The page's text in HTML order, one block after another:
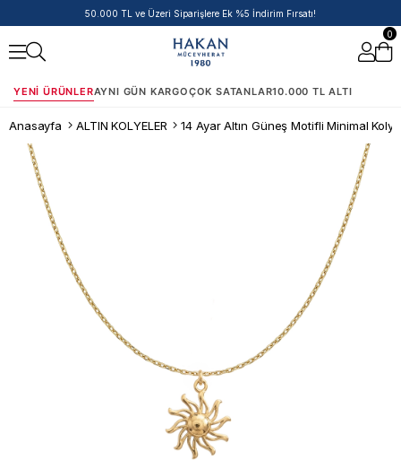
50.000 TL ve Üzeri Siparişlere Ek %5 İndirim Fırsatı!
0
YENI ÜRÜNLERAYNI GÜN KARGOÇOK SATANLAR10.000 TL ALTI
Anasayfa ALTIN KOLYELER 14 Ayar Altın Güneş Motifli Minimal Kolye